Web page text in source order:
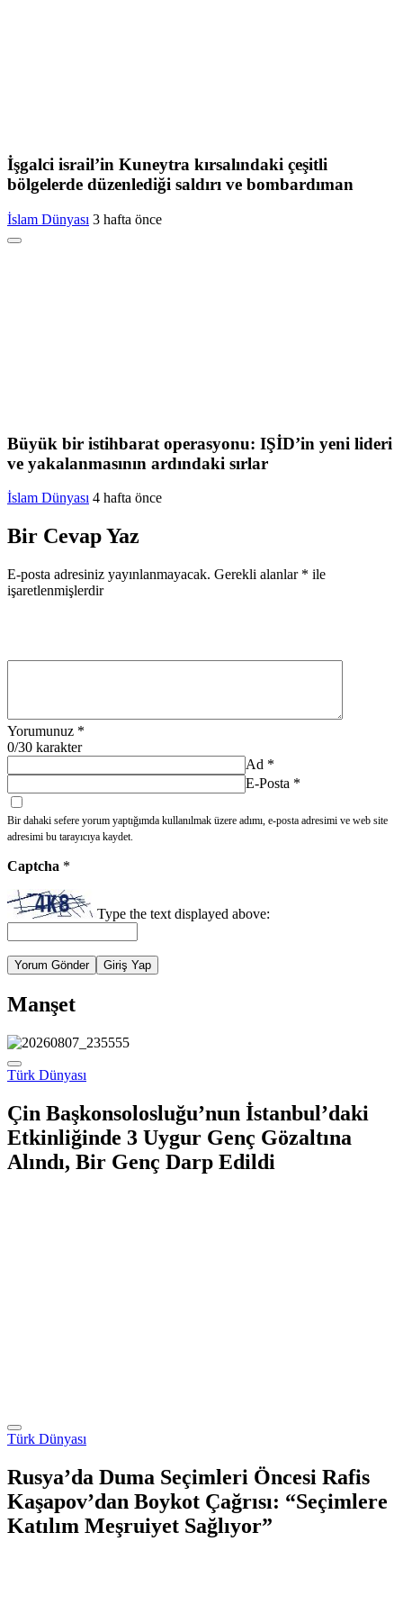
İşgalci israil’in Kuneytra kırsalındaki çeşitli
bölgelerde düzenlediği saldırı ve bombardıman
İslam Dünyası 3 hafta önce
Büyük bir istihbarat operasyonu: IŞİD’in yeni lideri
ve yakalanmasının ardındaki sırlar
İslam Dünyası 4 hafta önce
Bir Cevap Yaz
E-posta adresiniz yayınlanmayacak. Gerekli alanlar * ile
işaretlenmişlerdir
Yorumunuz *
0/30 karakter
Ad *
E-Posta *
Bir dahaki sefere yorum yaptığımda kullanılmak üzere adımı, e-posta adresimi ve web site
adresimi bu tarayıcıya kaydet.
Captcha *
Type the text displayed above:
Yorum Gönder Giriş Yap
Manşet
Türk Dünyası
Çin Başkonsolosluğu’nun İstanbul’daki
Etkinliğinde 3 Uygur Genç Gözaltına
Alındı, Bir Genç Darp Edildi
Türk Dünyası
Rusya’da Duma Seçimleri Öncesi Rafis
Kaşapov’dan Boykot Çağrısı: “Seçimlere
Katılım Meşruiyet Sağlıyor”